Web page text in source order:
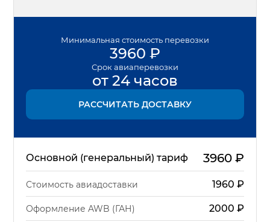
Минимальная стоимость перевозки
3960 ₽
Срок авиаперевозки
от 24 часов
РАССЧИТАТЬ ДОСТАВКУ
Основной (генеральный) тариф 3960₽
Стоимость авиадоставки 1960 ₽
Оформление AWB (ГАН) 2000 ₽